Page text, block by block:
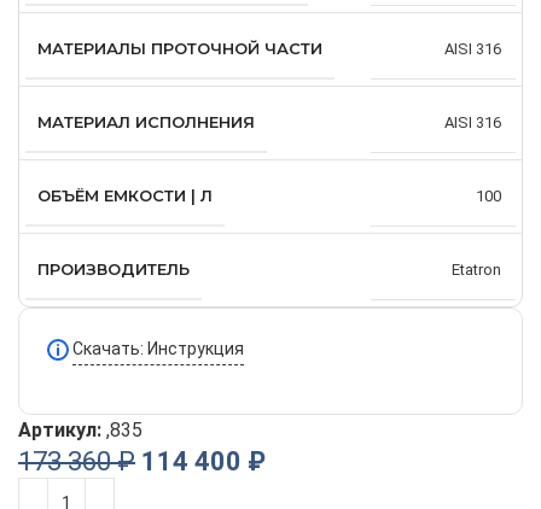
МАТЕРИАЛЫ ПРОТОЧНОЙ ЧАСТИ AISI 316
МАТЕРИАЛ ИСПОЛНЕНИЯ AISI 316
ОБЪЁМ ЕМКОСТИ | Л 100
ПРОИЗВОДИТЕЛЬ Etatron
Скачать: Инструкция
Артикул: ,835
173 360₽ 114 400 ₽
Alternative: